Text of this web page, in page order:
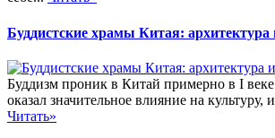
Буддистские храмы Китая: архитектура
Буддизм проник в Китай примерно в I
оказал значительное влияние на культуру,
Читать»